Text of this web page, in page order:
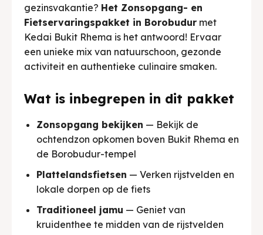
gezinsvakantie? Het Zonsopgang- en
Fietservaringspakket in Borobudur met
Kedai Bukit Rhema is het antwoord! Ervaar
een unieke mix van natuurschoon, gezonde
activiteit en authentieke culinaire smaken.
Wat is inbegrepen in dit pakket
Zonsopgang bekijken — Bekijk de
ochtendzon opkomen boven Bukit Rhema en
de Borobudur-tempel
Plattelandsfietsen — Verken rijstvelden en
lokale dorpen op de fiets
Traditioneel jamu — Geniet van
kruidenthee te midden van de rijstvelden